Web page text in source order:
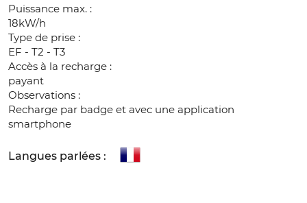
Puissance max. :
18kW/h
Type de prise :
EF - T2 - T3
Accès à la recharge :
payant
Observations :
Recharge par badge et avec une application
smartphone
Langues parlées :